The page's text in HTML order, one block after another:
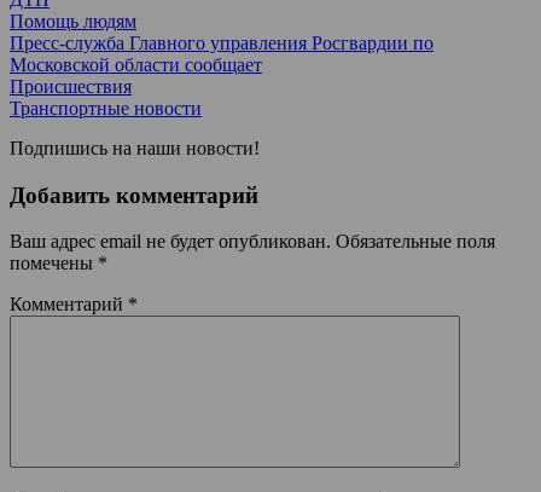
Помощь людям
Пресс-служба Главного управления Росгвардии по
Московской области сообщает
Происшествия
Транспортные новости
Подпишись на наши новости!
Добавить комментарий
Ваш адрес email не будет опубликован. Обязательные поля
помечены *
Комментарий *